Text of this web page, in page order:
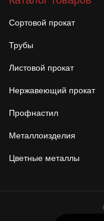
Сортовой прокат
Трубы
Листовой прокат
Нержавеющий прокат
Профнастил
Металлоизделия
Цветные металлы